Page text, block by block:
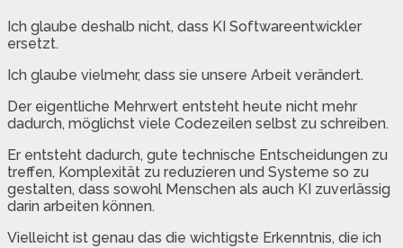
Ich glaube deshalb nicht, dass KI Softwareentwickler
ersetzt.
Ich glaube vielmehr, dass sie unsere Arbeit verändert.
Der eigentliche Mehrwert entsteht heute nicht mehr
dadurch, möglichst viele Codezeilen selbst zu schreiben.
Er entsteht dadurch, gute technische Entscheidungen zu
treffen, Komplexität zu reduzieren und Systeme so zu
gestalten, dass sowohl Menschen als auch KI zuverlässig
darin arbeiten können.
Vielleicht ist genau das die wichtigste Erkenntnis, die ich